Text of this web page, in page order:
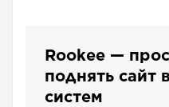
Rookee —
поднять сайт
систем